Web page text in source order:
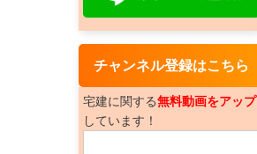
チャンネル登録はこちら
宅建に関する無料動画をアップ
しています！